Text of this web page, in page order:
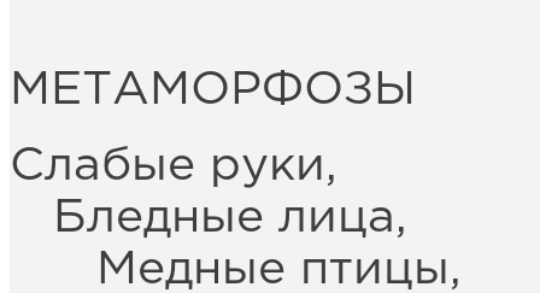
МЕТАМОРФОЗЫ
Слабые руки,
Бледные лица,
Медные птицы,